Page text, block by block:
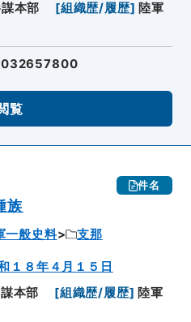
本部 [組織歴/履歴] 陸軍
覧
件名
族
一般史料
支那
１８年４月１５日
本部 [組織歴/履歴] 陸軍